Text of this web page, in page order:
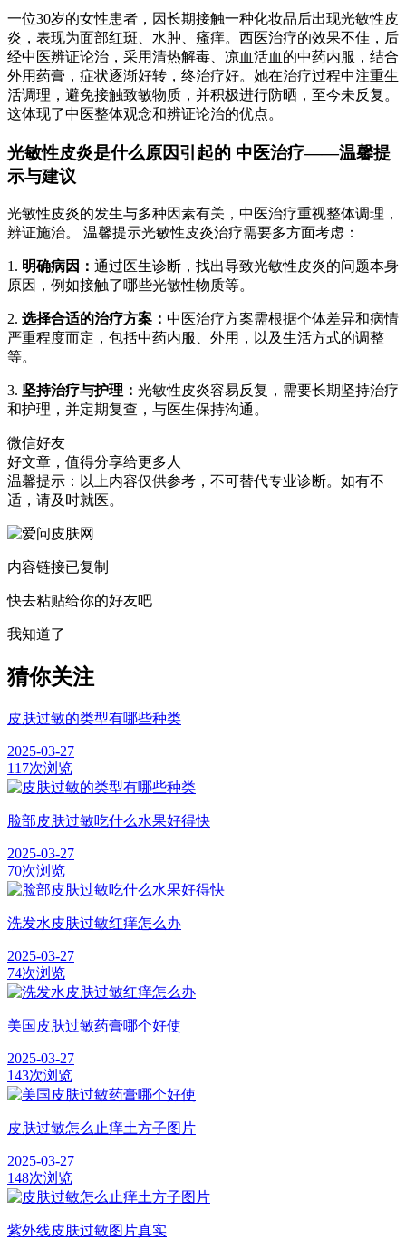
一位30岁的女性患者，因长期接触一种化妆品后出现光敏性皮
炎，表现为面部红斑、水肿、瘙痒。西医治疗的效果不佳，后
经中医辨证论治，采用清热解毒、凉血活血的中药内服，结合
外用药膏，症状逐渐好转，终治疗好。她在治疗过程中注重生
活调理，避免接触致敏物质，并积极进行防晒，至今未反复。
这体现了中医整体观念和辨证论治的优点。
光敏性皮炎是什么原因引起的 中医治疗——温馨提
示与建议
光敏性皮炎的发生与多种因素有关，中医治疗重视整体调理，
辨证施治。 温馨提示光敏性皮炎治疗需要多方面考虑：
1. 明确病因： 通过医生诊断，找出导致光敏性皮炎的问题本身
原因，例如接触了哪些光敏性物质等。
2. 选择合适的治疗方案： 中医治疗方案需根据个体差异和病情
严重程度而定，包括中药内服、外用，以及生活方式的调整
等。
3. 坚持治疗与护理： 光敏性皮炎容易反复，需要长期坚持治疗
和护理，并定期复查，与医生保持沟通。
微信好友
好文章，值得分享给更多人
温馨提示：以上内容仅供参考，不可替代专业诊断。如有不
适，请及时就医。
内容链接已复制
快去粘贴给你的好友吧
我知道了
猜你关注
皮肤过敏的类型有哪些种类
2025-03-27
117次浏览
脸部皮肤过敏吃什么水果好得快
2025-03-27
70次浏览
洗发水皮肤过敏红痒怎么办
2025-03-27
74次浏览
美国皮肤过敏药膏哪个好使
2025-03-27
143次浏览
皮肤过敏怎么止痒土方子图片
2025-03-27
148次浏览
紫外线皮肤过敏图片真实